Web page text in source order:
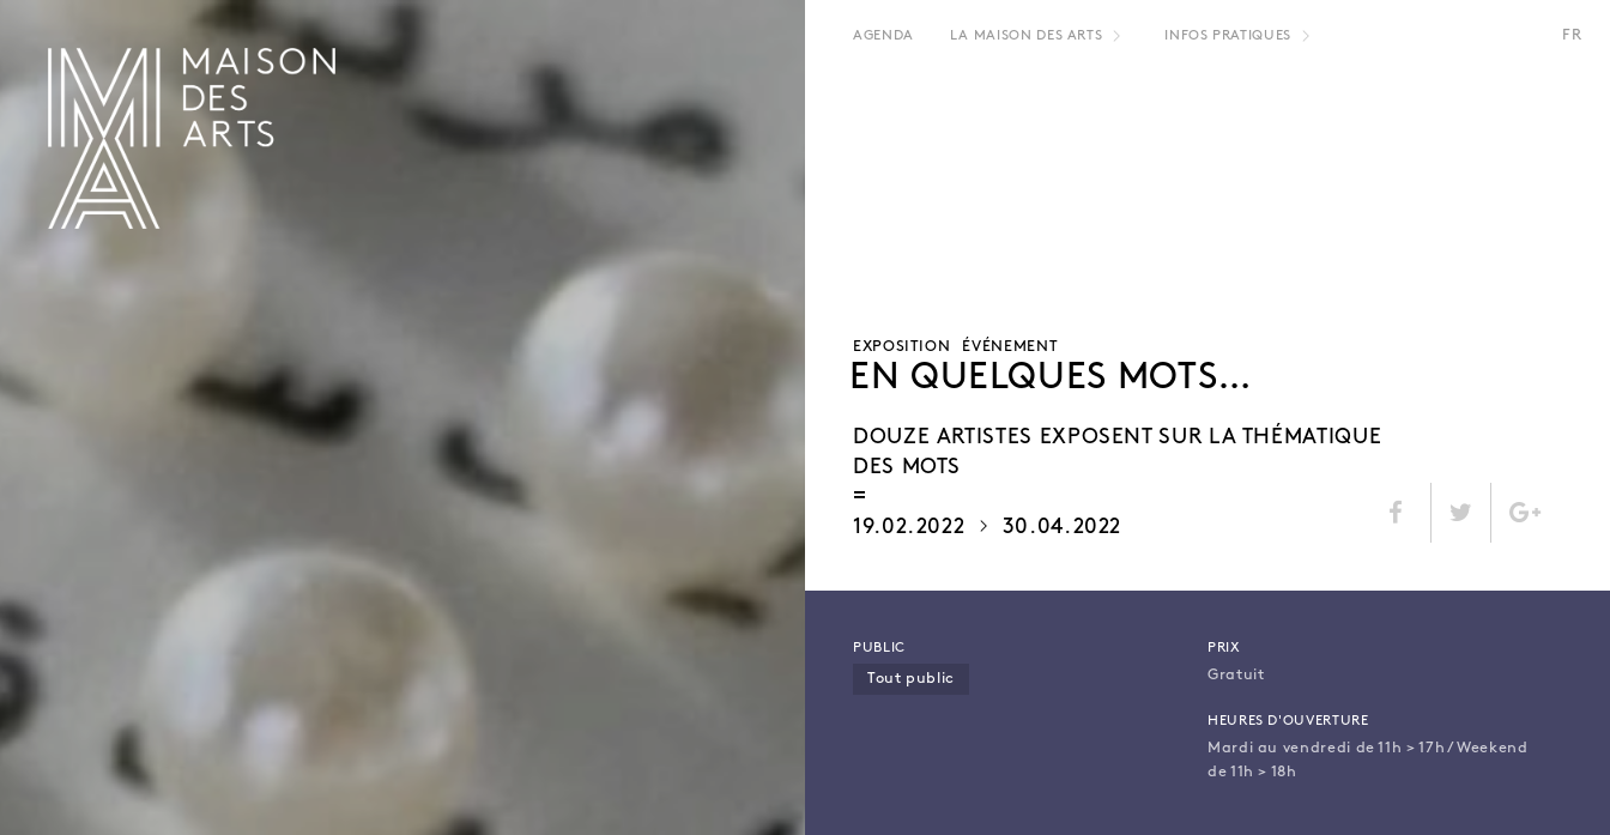
AGENDA LA MAISON DES ARTS INFOS PRATIQUES FR
EXPOSITION ÉVÉNEMENT
EN QUELQUES MOTS…
DOUZE ARTISTES EXPOSENT SUR LA THÉMATIQUE
DES MOTS
19.02.2022 30.04.2022
PUBLIC
Tout public
PRIX
Gratuit
HEURES D'OUVERTURE
Mardi au vendredi de 11h > 17h / Weekend
de 11h > 18h